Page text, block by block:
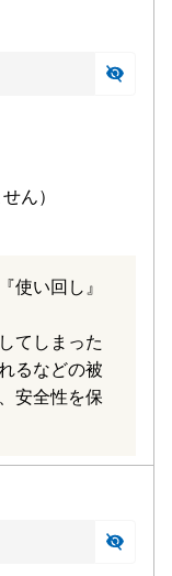
ん）
使い回し』
てしまった
るなどの被
安全性を保